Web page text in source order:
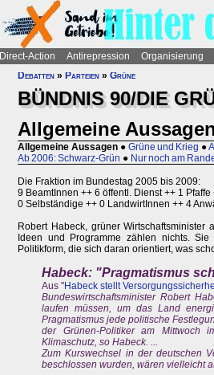
Direct-Action Antirepression Organisierung
Debatten » Parteien » Grüne
BÜNDNIS 90/DIE
Allgemeine
Allgemeine Aussagen ● Grüne und Krieg ●
Ab 2006: Schwarz-Grün ● Nur noch am
Die Fraktion im Bundestag 2005 bis 2009:
9 BeamtInnen ++ 6 öffentl. Dienst ++ 1
0 Selbständige ++ 0 LandwirtInnen ++ 4
Robert Habeck, grüner
Ideen und Programme zählen nichts.
Politikform, die sich daran orientiert, was
Habeck: "Pragmatismus
Aus "Habeck stellt
Bundeswirtschaftsminister Robert
laufen müssen, um das Land
Pragmatismus jede politische
der Grünen-Politiker am Mittwoch
Klimaschutz, so Habeck. ...
Zum Kurswechsel in der deutschen
beschlossen wurden, wären vielleicht